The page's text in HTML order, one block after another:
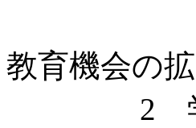
2 高等
教育機会の
2 学術